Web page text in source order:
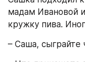
мадам Ивановой
кружку пива.
– Саша, сыграйте